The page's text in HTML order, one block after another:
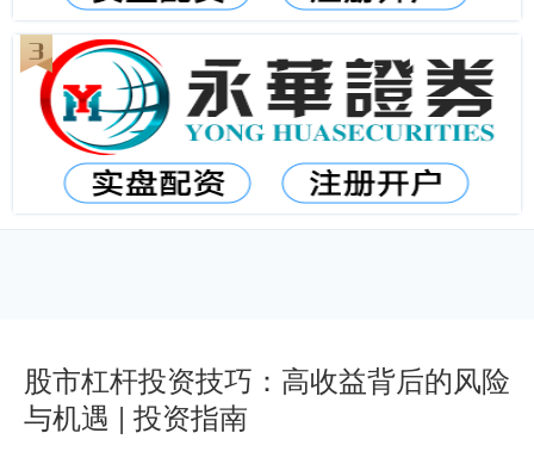
股市杠杆投资技巧：高收益背后的风险
与机遇 | 投资指南